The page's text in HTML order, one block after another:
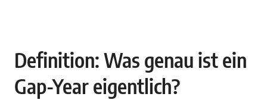
Definition: Was genau ist ein
Gap-Year eigentlich?